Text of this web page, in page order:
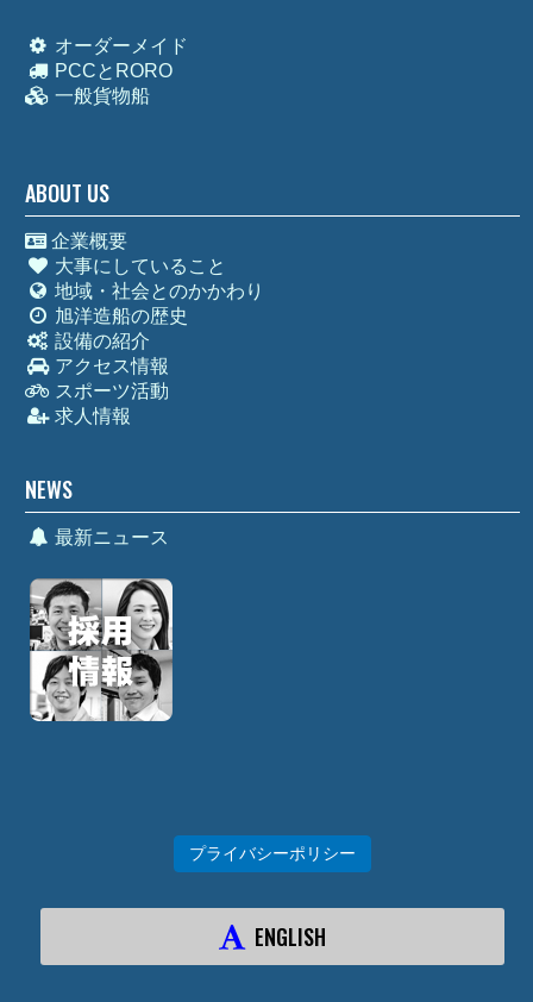
オーダーメイド
PCCとRORO
一般貨物船
ABOUT US
企業概要
大事にしていること
地域・社会とのかかわり
旭洋造船の歴史
設備の紹介
アクセス情報
スポーツ活動
求人情報
NEWS
最新ニュース
プライバシーポリシー
ENGLISH